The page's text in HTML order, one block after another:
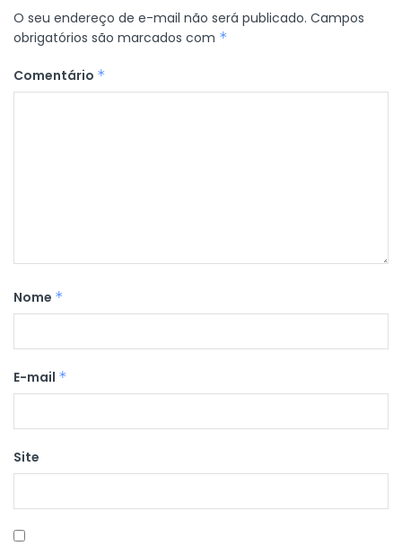
O seu endereço de e-mail não será publicado. Campos
obrigatórios são marcados com *
Comentário *
Nome *
E-mail *
Site